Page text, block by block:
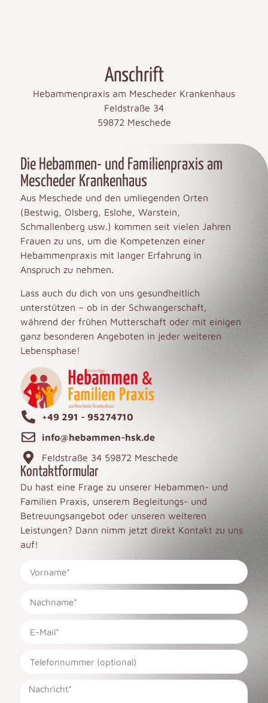
Anschrift
Hebammenpraxis am Mescheder Krankenhaus
Feldstraße 34
59872 Meschede
Die Hebammen- und Familienpraxis am
Mescheder Krankenhaus
Aus Meschede und den umliegenden Orten
(Bestwig, Olsberg, Eslohe, Warstein,
Schmallenberg usw.) kommen seit vielen Jahren
Frauen zu uns, um die Kompetenzen einer
Hebammenpraxis mit langer Erfahrung in
Anspruch zu nehmen.
Lass auch du dich von uns gesundheitlich
unterstützen – ob in der Schwangerschaft,
während der frühen Mutterschaft oder mit einigen
ganz besonderen Angeboten in jeder weiteren
Lebensphase!
+49 291 - 95274710
info@hebammen-hsk.de
Feldstraße 34 59872 Meschede
Kontaktformular
Du hast eine Frage zu unserer Hebammen- und
Familien Praxis, unserem Begleitungs- und
Betreuungsangebot oder unseren weiteren
Leistungen? Dann nimm jetzt direkt Kontakt zu uns
auf!